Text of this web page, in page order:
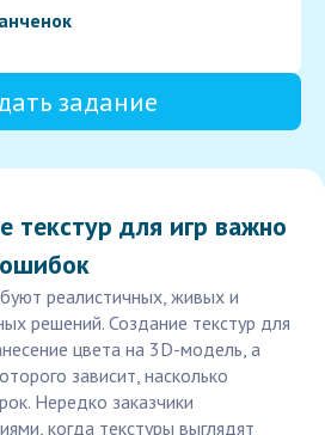
задание
текстур для игр важно
реалистичных, живых и
решений. Создание текстур для
цвета на 3D-модель, а
зависит, насколько
Нередко заказчики
когда текстуры выглядят